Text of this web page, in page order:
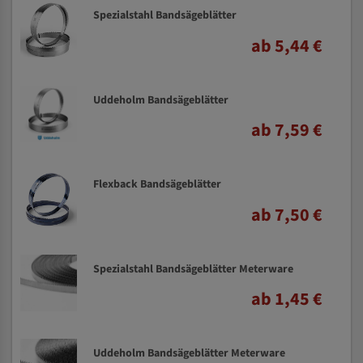
Spezialstahl Bandsägeblätter
ab 5,44 €
Uddeholm Bandsägeblätter
ab 7,59 €
Flexback Bandsägeblätter
ab 7,50 €
Spezialstahl Bandsägeblätter Meterware
ab 1,45 €
Uddeholm Bandsägeblätter Meterware